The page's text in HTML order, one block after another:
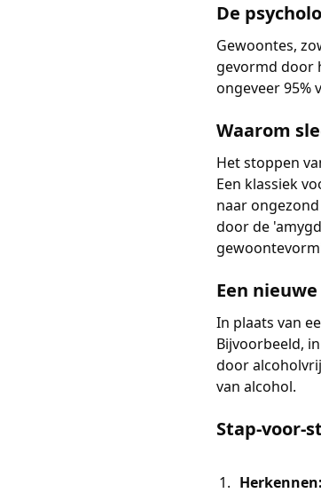
De
Gewoontes,
gevormd door
ongeveer 95%
Waarom
Het stoppen
Een klassiek
naar
door de
Een
In plaats van
Bijvoorbeeld,
door
van alcohol.
Stap-voor-